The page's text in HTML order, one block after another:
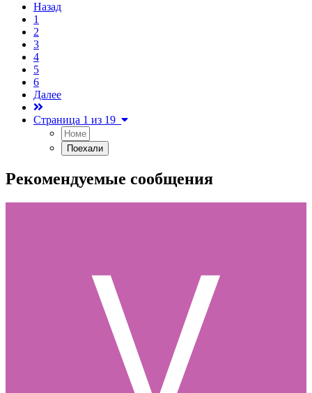
Назад
1
2
3
4
5
6
Далее
Страница 1 из 19
Рекомендуемые сообщения